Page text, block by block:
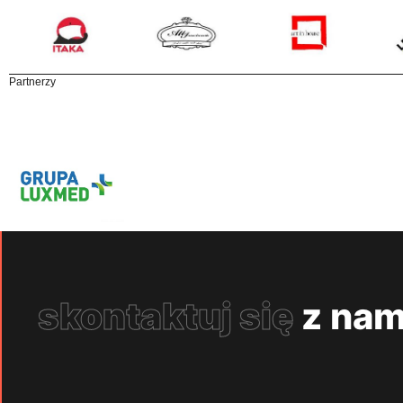
Partnerzy
skontaktuj się z